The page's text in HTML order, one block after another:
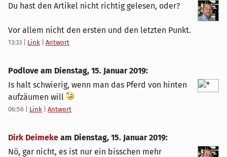
Du hast den Artikel nicht richtig gelesen, oder?
Vor allem nicht den ersten und den letzten Punkt.
13:33 Link Antwort
Podlove am Dienstag, 15. Januar 2019:
Is halt schwierig, wenn man das Pferd von hinten
aufzäumen will
06:56 Link Antwort
Dirk Deimeke am Dienstag, 15. Januar 2019:
Nö, gar nicht, es ist nur ein bisschen mehr